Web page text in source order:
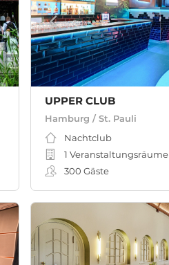
UPPER CLUB
Hamburg / St. Pauli
Nachtclub
1 Veranstaltungsräume
300 Gäste